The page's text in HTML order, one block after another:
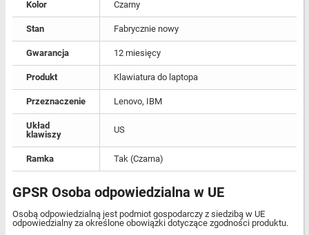
Kolor Czarny
Stan Fabrycznie nowy
Gwarancja 12 miesięcy
Produkt Klawiatura do laptopa
Przeznaczenie Lenovo, IBM
Układ
klawiszy
US
Ramka Tak (Czarna)
GPSR Osoba odpowiedzialna w UE
Osobą odpowiedzialną jest podmiot gospodarczy z siedzibą w UE
odpowiedzialny za określone obowiązki dotyczące zgodności produktu.